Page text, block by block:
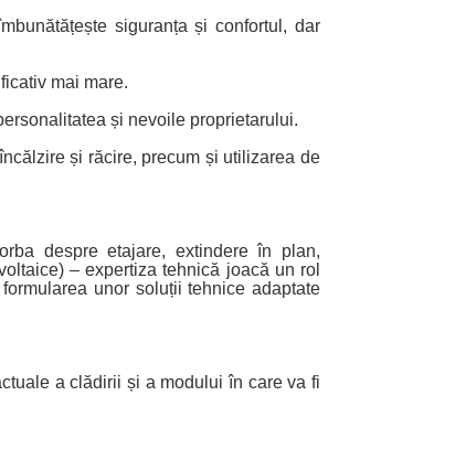
siguranța și confortul, dar
mai mare.
și nevoile proprietarului.
și răcire, precum și utilizarea de
despre etajare, extindere în plan,
– expertiza tehnică joacă un rol
unor soluții tehnice adaptate
a clădirii și a modului în care va fi